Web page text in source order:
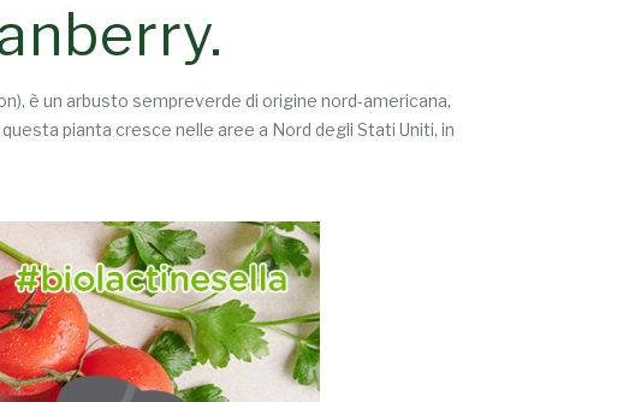
è un arbusto sempreverde di origine nord-americana,
pianta cresce nelle aree a Nord degli Stati Uniti, in